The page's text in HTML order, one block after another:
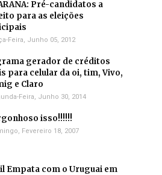
Pré-candidatos a
para as eleições
Feira, Junho 05, 2012
gerador de créditos
para celular da oi, tim, Vivo,
e Claro
Feira, Junho 30, 2014
isso!!!!!!
Fevereiro 18, 2007
Empata com o Uruguai em